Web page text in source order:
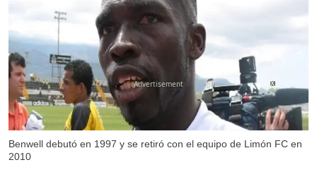
Benwell debutó en 1997 y se retiró con el equipo de Limón FC en
2010
X